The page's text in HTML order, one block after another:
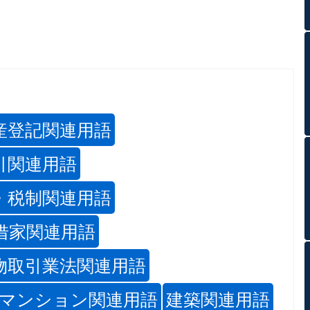
登記関連用語
関連用語
税制関連用語
家関連用語
取引業法関連用語
ンション関連用語 建築関連用語